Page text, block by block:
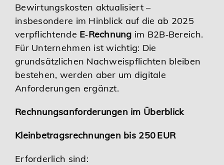
Services
Bewirtungskosten aktualisiert –
insbesondere im Hinblick auf die ab 2025
verpflichtende E‑Rechnung im B2B‑Bereich.
Für Unternehmen ist wichtig: Die
grundsätzlichen Nachweispflichten bleiben
bestehen, werden aber um digitale
Anforderungen ergänzt.
Rechnungsanforderungen im Überblick
Kleinbetragsrechnungen bis 250 EUR
Erforderlich sind: